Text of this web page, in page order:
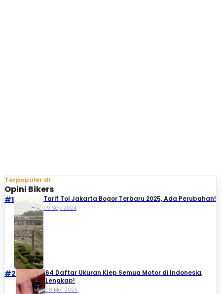
Terpopuler di
Opini Bikers
#1 Tarif Tol Jakarta Bogor Terbaru 2025, Ada Perubahan!
09 Sep 2024
#2
64 Daftar Ukuran Klep Semua Motor di Indonesia,
Lengkap!
08 Mei 2025